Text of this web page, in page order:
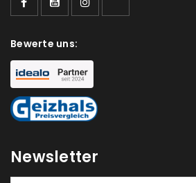
Bewerte uns:
Newsletter